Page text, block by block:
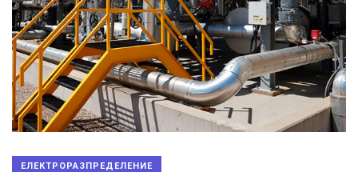
ЕЛЕКТРОРАЗПРЕДЕЛЕНИЕ